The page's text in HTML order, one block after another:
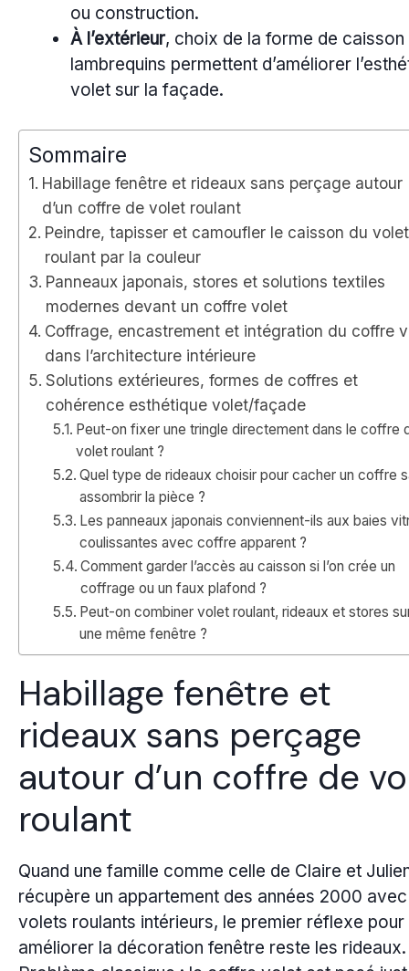
ou construction.
À l’extérieur, choix de la forme de caisson
lambrequins permettent d’améliorer
volet sur la façade.
Sommaire
Habillage fenêtre et rideaux sans perçage autour
d’un coffre de volet roulant
Peindre, tapisser et camoufler le caisson du volet
roulant par la couleur
Panneaux japonais, stores et solutions textiles
modernes devant un coffre volet
Coffrage, encastrement et intégration du coffre
dans l’architecture intérieure
Solutions extérieures, formes de coffres et
cohérence esthétique volet/façade
Peut-on fixer une tringle directement dans le coffre
volet roulant ?
Quel type de rideaux choisir pour cacher un coffre
assombrir la pièce ?
Les panneaux japonais conviennent-ils aux baies
coulissantes avec coffre apparent ?
Comment garder l’accès au caisson si l’on crée un
coffrage ou un faux plafond ?
Peut-on combiner volet roulant, rideaux et stores
une même fenêtre ?
Habillage fenêtre et
rideaux sans perçage
autour d’un coffre de
roulant
Quand une famille comme celle de Claire et
récupère un appartement des années 2000 avec
volets roulants intérieurs, le premier réflexe pour
améliorer la décoration fenêtre reste les rideaux.